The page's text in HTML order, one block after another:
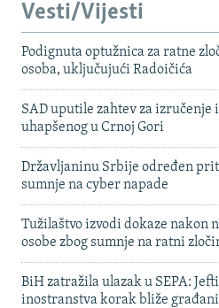
Vesti/Vijesti
Podignuta optužnica za ratne
osoba, uključujući Radoičića
SAD uputile zahtev za izručenje
uhapšenog u Crnoj Gori
Državljaninu Srbije određen
sumnje na cyber napade
Tužilaštvo izvodi dokaze nakon
osobe zbog sumnje na ratni
BiH zatražila ulazak u SEPA:
inostranstva korak bliže